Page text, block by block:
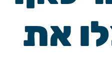
את